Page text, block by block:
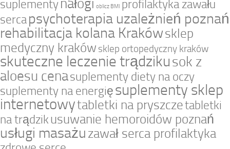
suplementynałogi oblicz BMI profilaktyka zawału
sercapsychoterapia uzależnień poznań
rehabilitacja kolana Krakówsklep
medyczny kraków sklep ortopedyczny kraków
skuteczne leczenie trądzikusok z
aloesu cenasuplementy diety na oczy
suplementy na energięsuplementy sklep
internetowytabletki na pryszczetabletki
na trądzikusuwanie hemoroidów poznań
usługi masażu zawał serca profilaktyka